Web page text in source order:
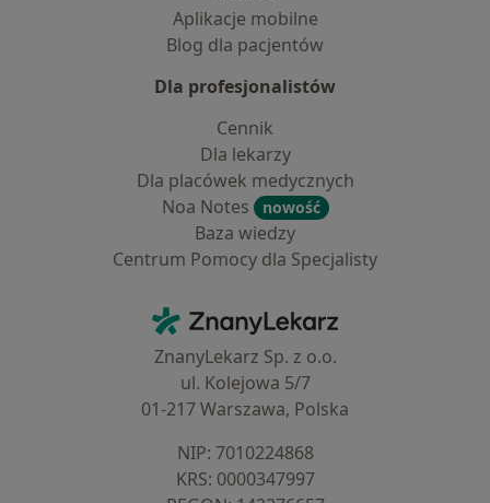
Aplikacje mobilne
Blog dla pacjentów
Dla profesjonalistów
Cennik
Dla lekarzy
Dla placówek medycznych
Noa Notes
nowość
Baza wiedzy
Centrum Pomocy dla Specjalisty
ZnanyLekarz - Strona główna
ZnanyLekarz Sp. z o.o.
ul. Kolejowa 5/7
01-217 Warszawa, Polska
NIP: ⁠7010224868
KRS: ⁠0000347997